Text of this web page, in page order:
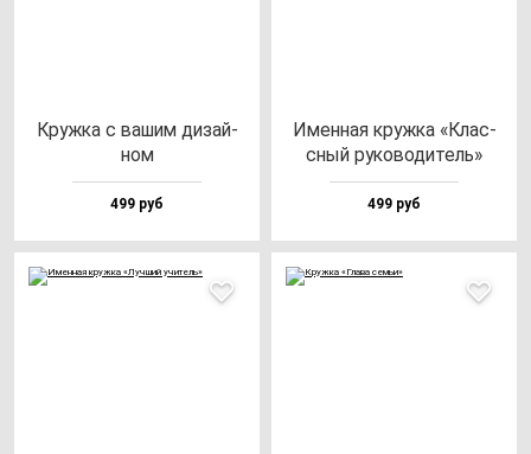
Круж­ка с ва­шим ди­зай­
ном
499 руб
Имен­ная круж­ка «Клас­
сный ру­ко­во­ди­тель»
499 руб